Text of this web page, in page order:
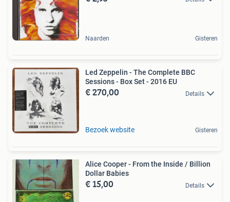
Naarden Gisteren
Led Zeppelin - The Complete BBC
Sessions - Box Set - 2016 EU
€ 270,00 Details
Bezoek website Gisteren
Alice Cooper - From the Inside / Billion
Dollar Babies
€ 15,00 Details